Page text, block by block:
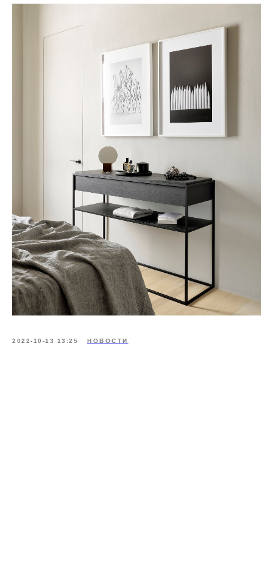
2022-10-13 13:25 НОВОСТИ